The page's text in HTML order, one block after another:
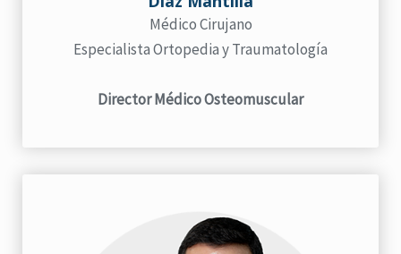
Médico Cirujano
Especialista Ortopedia y Traumatología
Director Médico Osteomuscular